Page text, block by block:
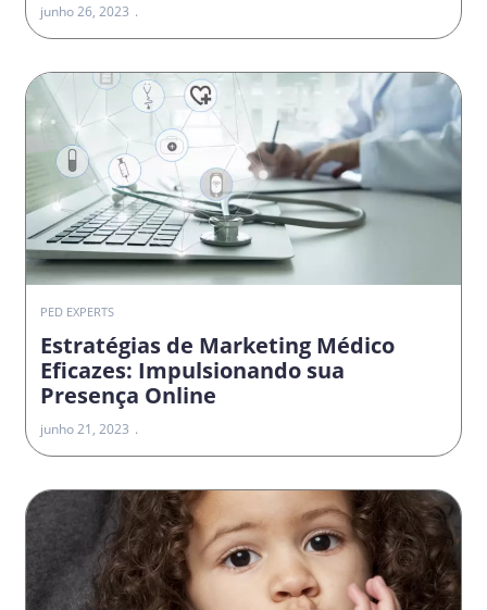
junho 26, 2023
PED EXPERTS
Estratégias de Marketing Médico
Eficazes: Impulsionando sua
Presença Online
junho 21, 2023